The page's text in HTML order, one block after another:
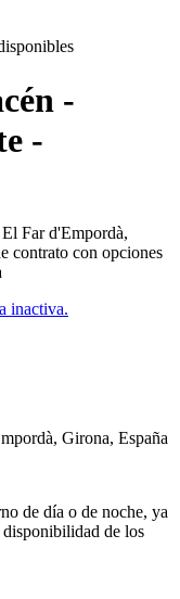
-
-
Far d'Empordà,
contrato con opciones
inactiva.
Girona, España
de día o de noche, ya
disponibilidad de los